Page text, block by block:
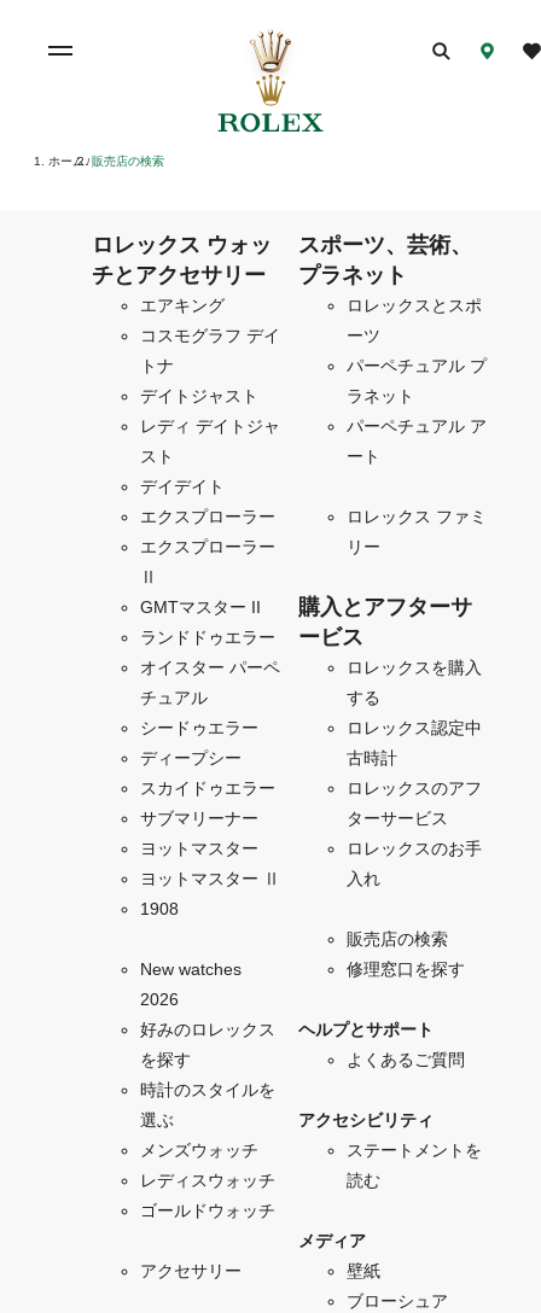
ホーム / 販売店の検索
ロレックス ウォッ
チとアクセサリー
エアキング
コスモグラフ デイ
トナ
デイトジャスト
レディ デイトジャ
スト
デイデイト
エクスプローラー
エクスプローラー
Ⅱ
GMTマスター II
ランドドゥエラー
オイスター パーペ
チュアル
シードゥエラー
ディープシー
スカイドゥエラー
サブマリーナー
ヨットマスター
ヨットマスター Ⅱ
1908
New watches
2026
好みのロレックス
を探す
時計のスタイルを
選ぶ
メンズウォッチ
レディスウォッチ
ゴールドウォッチ
アクセサリー
スポーツ、芸術、
プラネット
ロレックスとスポ
ーツ
パーペチュアル プ
ラネット
パーペチュアル ア
ート
ロレックス ファミ
リー
購入とアフターサ
ービス
ロレックスを購入
する
ロレックス認定中
古時計
ロレックスのアフ
ターサービス
ロレックスのお手
入れ
販売店の検索
修理窓口を探す
ヘルプとサポート
よくあるご質問
アクセシビリティ
ステートメントを
読む
メディア
壁紙
ブローシュア